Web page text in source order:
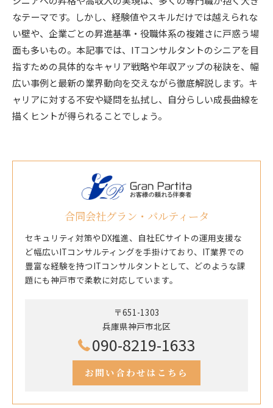
なテーマです。しかし、経験値やスキルだけでは越えられな
い壁や、企業ごとの昇進基準・役職体系の複雑さに戸惑う場
面も多いもの。本記事では、ITコンサルタントのシニアを目
指すための具体的なキャリア戦略や年収アップの秘訣を、幅
広い事例と最新の業界動向を交えながら徹底解説します。キ
ャリアに対する不安や疑問を払拭し、自分らしい成長曲線を
描くヒントが得られることでしょう。
合同会社グラン・パルティータ
セキュリティ対策やDX推進、自社ECサイトの運用支援な
ど幅広いITコンサルティングを手掛けており、IT業界での
豊富な経験を持つITコンサルタントとして、どのような課
題にも神戸市で柔軟に対応しています。
〒651-1303
兵庫県神戸市北区
090-8219-1633
お問い合わせはこちら